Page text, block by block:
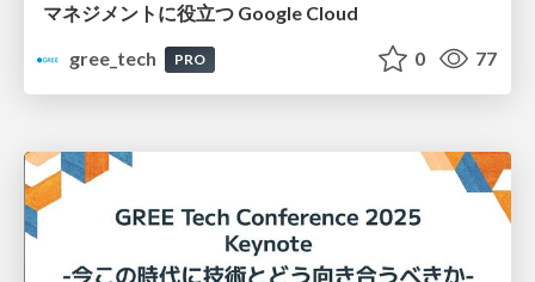
マネジメントに役立つ Google Cloud
gree_tech
PRO 0 77